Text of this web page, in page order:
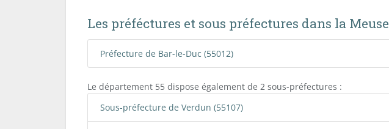
Les préféctures et sous préfectures dans la Meuse
Préfecture de Bar-le-Duc (55012)
Le département 55 dispose également de 2 sous-préfectures :
Sous-préfecture de Verdun (55107)